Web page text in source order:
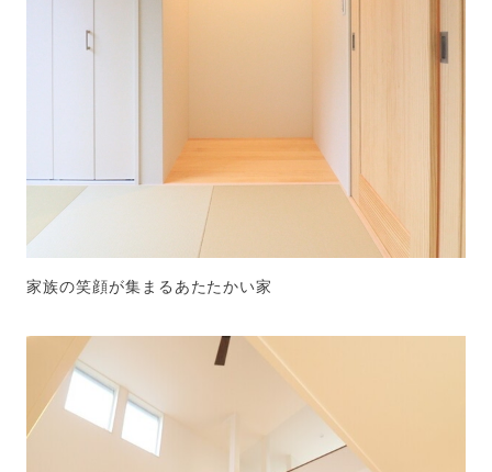
家族の笑顔が集まるあたたかい家